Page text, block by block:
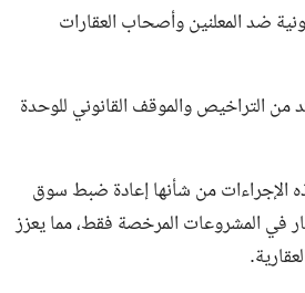
للحصول على آخر الأخبار والمستجدات
بك
اشترك